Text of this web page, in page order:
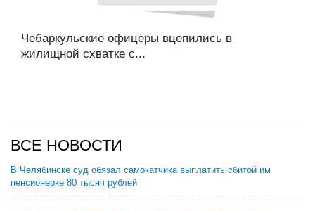
Чебаркульские офицеры вцепились в
жилищной схватке с...
ВСЕ НОВОСТИ
В Челябинске суд обязал самокатчика выплатить сбитой им
пенсионерке 80 тысяч рублей